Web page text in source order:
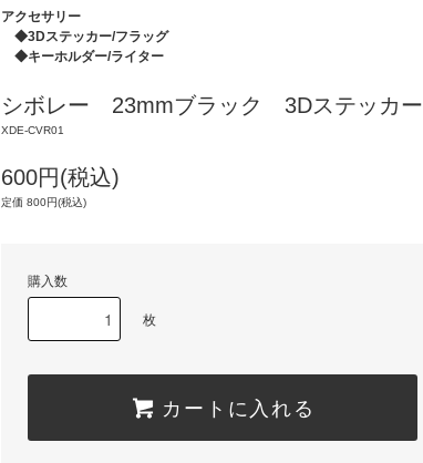
アクセサリー
◆3Dステッカー/フラッグ
◆キーホルダー/ライター
シボレー 23mmブラック 3Dステッカー
XDE-CVR01
600円(税込)
定価 800円(税込)
購入数
枚
カートに入れる